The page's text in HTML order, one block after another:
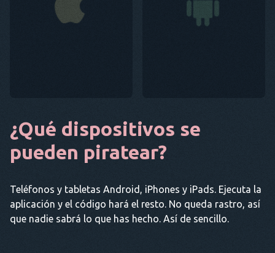
¿Qué dispositivos se
pueden piratear?
Teléfonos y tabletas Android, iPhones y iPads. Ejecuta la
aplicación y el código hará el resto. No queda rastro, así
que nadie sabrá lo que has hecho. Así de sencillo.